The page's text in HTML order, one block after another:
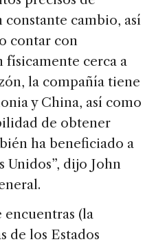
constante cambio, así
contar con
físicamente cerca a
la compañía tiene
y China, así como
de obtener
ha beneficiado a
Unidos”, dijo John
encuentras (la
de los Estados